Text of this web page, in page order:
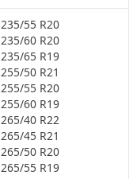
235/55 R20
235/60 R20
235/65 R19
255/50 R21
255/55 R20
255/60 R19
265/40 R22
265/45 R21
265/50 R20
265/55 R19